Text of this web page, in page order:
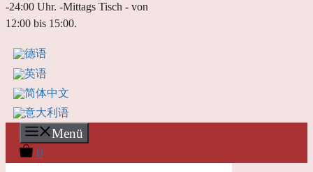
-24:00 Uhr. -Mittags Tisch - von
12:00 bis 15:00.
Menü
0